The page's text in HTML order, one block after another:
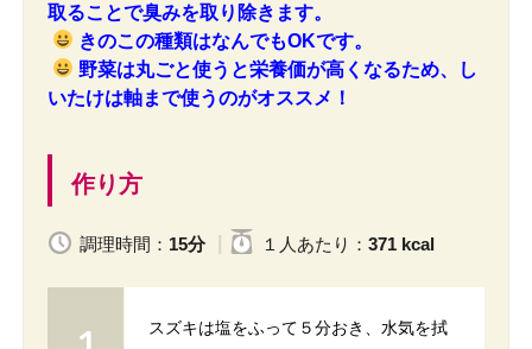
取ることで臭みを取り除きます。
きのこの種類はなんでもOKです。
野菜は丸ごと使うと栄養価が高くなるため、し
いたけは軸まで使うのがオススメ！
作り方
調理時間： 15分 １人 あたり ： 371 kcal
スズキは塩をふって５分おき、水気を拭